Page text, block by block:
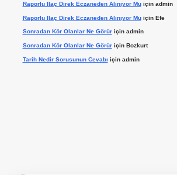
Raporlu Ilaç Direk Eczaneden Alınıyor Muiçin admin
Raporlu Ilaç Direk Eczaneden Alınıyor Muiçin Efe
Sonradan Kör Olanlar Ne Görüriçin admin
Sonradan Kör Olanlar Ne Görüriçin Bozkurt
Tarih Nedir Sorusunun Cevabı için admin